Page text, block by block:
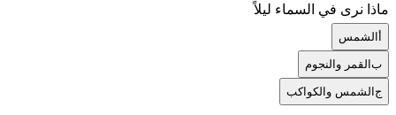
ماذا نرى في السماء ليلاً
الشمس
بالقمر والنجوم
جالشمس والكواكب